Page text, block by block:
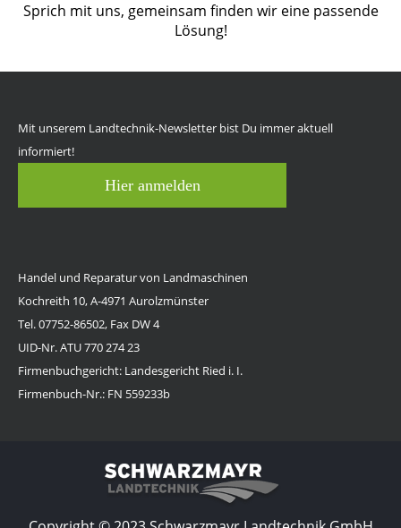
Sprich mit uns, gemeinsam finden wir eine passende
Lösung!
Mit unserem Landtechnik-Newsletter bist Du immer aktuell
informiert!
Hier anmelden
Handel und Reparatur von Landmaschinen
Kochreith 10, A-4971 Aurolzmünster
Tel. 07752-86502, Fax DW 4
UID-Nr. ATU 770 274 23
Firmenbuchgericht: Landesgericht Ried i. I.
Firmenbuch-Nr.: FN 559233b